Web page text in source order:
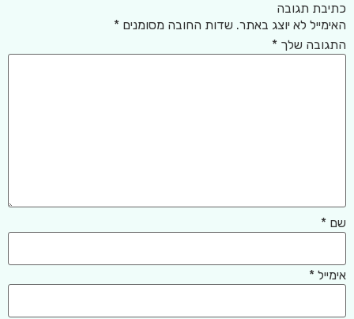
כתיבת תגובה
האימייל לא יוצג באתר. שדות החובה מסומנים *
התגובה שלך *
שם *
אימייל *